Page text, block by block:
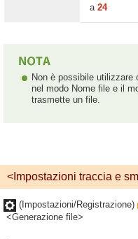
a 24
Non è possibile utilizzare
nel modo Nome file e il
trasmette un file.
<Impostazioni traccia e
(Impostazioni/Registrazione)
<Generazione file>